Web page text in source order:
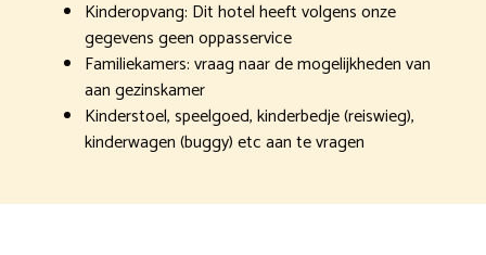
Kinderopvang: Dit hotel heeft volgens onze
gegevens geen oppasservice
Familiekamers: vraag naar de mogelijkheden van
aan gezinskamer
Kinderstoel, speelgoed, kinderbedje (reiswieg),
kinderwagen (buggy) etc aan te vragen